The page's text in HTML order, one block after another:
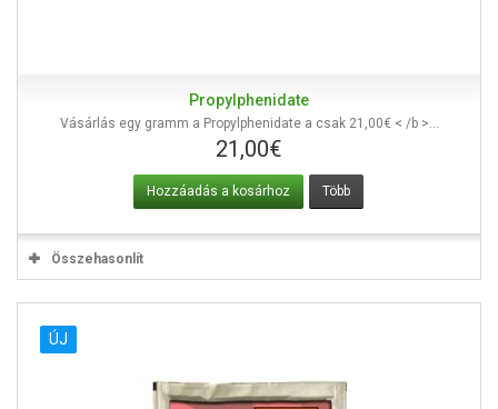
Propylphenidate
Vásárlás egy gramm a Propylphenidate a csak 21,00€ < /b >...
21,00€
Hozzáadás a kosárhoz Több
Összehasonlít
ÚJ